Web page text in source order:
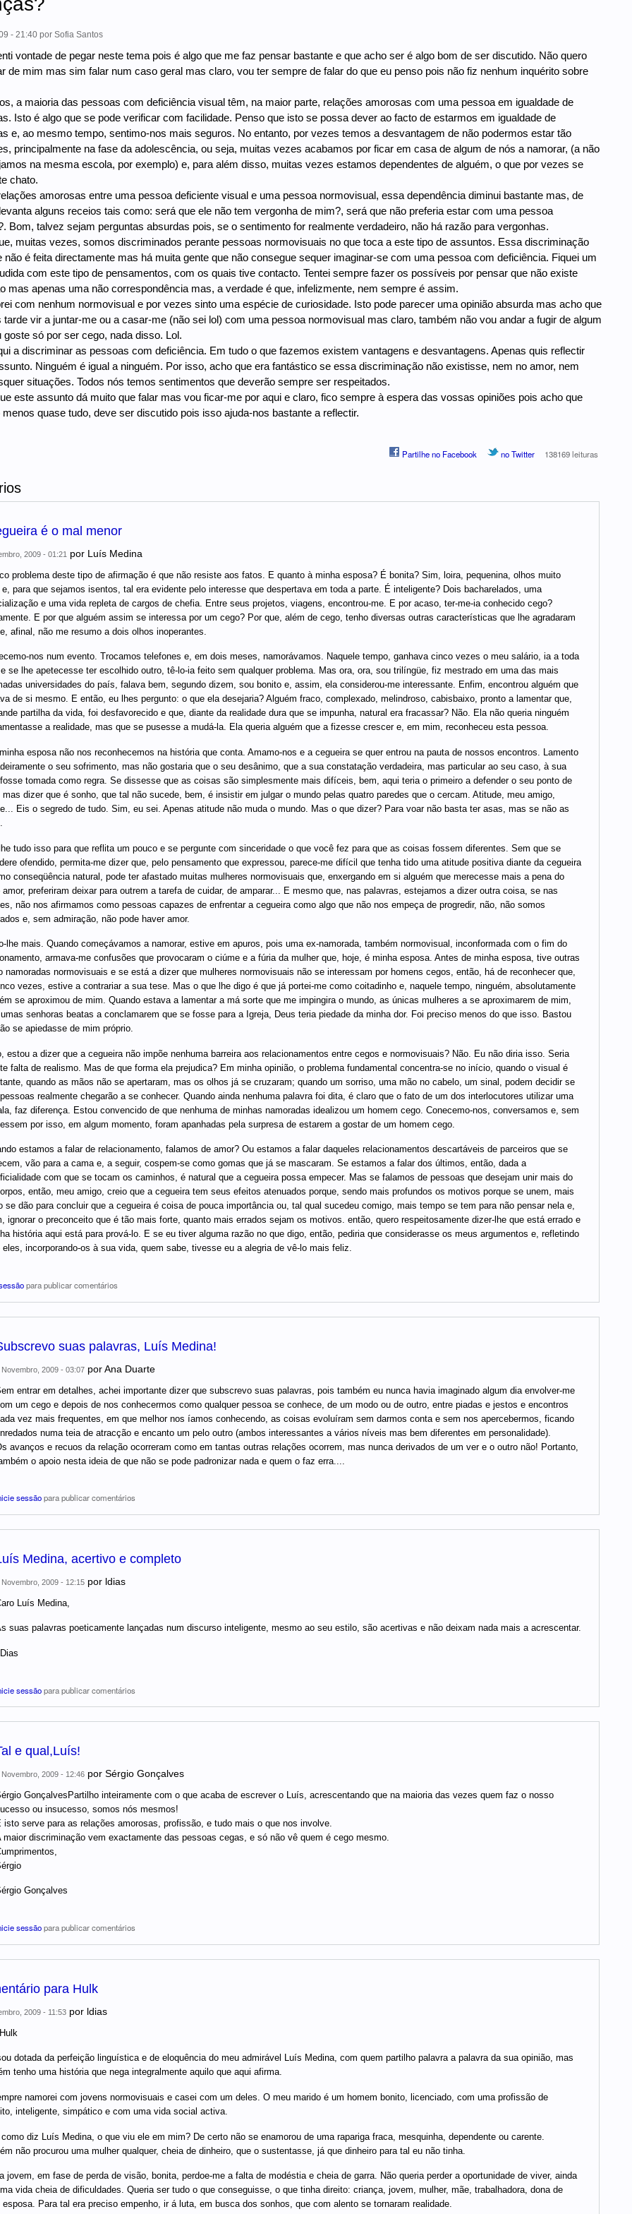
- 21:40por Sofia Santos
vontade de pegar neste tema pois é algo que me faz pensar bastante e que acho ser é algo bom de ser discutido. Não quero
de mim mas sim falar num caso geral mas claro, vou ter sempre de falar do que eu penso pois não fiz nenhum inquérito sobre
a maioria das pessoas com deficiência visual têm, na maior parte, relações amorosas com uma pessoa em igualdade de
Isto é algo que se pode verificar com facilidade. Penso que isto se possa dever ao facto de estarmos em igualdade de
e, ao mesmo tempo, sentimo-nos mais seguros. No entanto, por vezes temos a desvantagem de não podermos estar tão
principalmente na fase da adolescência, ou seja, muitas vezes acabamos por ficar em casa de algum de nós a namorar, (a não
na mesma escola, por exemplo) e, para além disso, muitas vezes estamos dependentes de alguém, o que por vezes se
chato.
amorosas entre uma pessoa deficiente visual e uma pessoa normovisual, essa dependência diminui bastante mas, de
alguns receios tais como: será que ele não tem vergonha de mim?, será que não preferia estar com uma pessoa
Bom, talvez sejam perguntas absurdas pois, se o sentimento for realmente verdadeiro, não há razão para vergonhas.
muitas vezes, somos discriminados perante pessoas normovisuais no que toca a este tipo de assuntos. Essa discriminação
não é feita directamente mas há muita gente que não consegue sequer imaginar-se com uma pessoa com deficiência. Fiquei um
com este tipo de pensamentos, com os quais tive contacto. Tentei sempre fazer os possíveis por pensar que não existe
mas apenas uma não correspondência mas, a verdade é que, infelizmente, nem sempre é assim.
com nenhum normovisual e por vezes sinto uma espécie de curiosidade. Isto pode parecer uma opinião absurda mas acho que
tarde vir a juntar-me ou a casar-me (não sei lol) com uma pessoa normovisual mas claro, também não vou andar a fugir de algum
goste só por ser cego, nada disso. Lol.
a discriminar as pessoas com deficiência. Em tudo o que fazemos existem vantagens e desvantagens. Apenas quis reflectir
Ninguém é igual a ninguém. Por isso, acho que era fantástico se essa discriminação não existisse, nem no amor, nem
situações. Todos nós temos sentimentos que deverão sempre ser respeitados.
este assunto dá muito que falar mas vou ficar-me por aqui e claro, fico sempre à espera das vossas opiniões pois acho que
menos quase tudo, deve ser discutido pois isso ajuda-nos bastante a reflectir.
Partilhe no Facebook no Twitter 138169 leituras
é o mal menor
2009 - 01:21 por Luís Medina
problema deste tipo de afirmação é que não resiste aos fatos. E quanto à minha esposa? É bonita? Sim, loira, pequenina, olhos muito
para que sejamos isentos, tal era evidente pelo interesse que despertava em toda a parte. É inteligente? Dois bacharelados, uma
e uma vida repleta de cargos de chefia. Entre seus projetos, viagens, encontrou-me. E por acaso, ter-me-ia conhecido cego?
E por que alguém assim se interessa por um cego? Por que, além de cego, tenho diversas outras características que lhe agradaram
afinal, não me resumo a dois olhos inoperantes.
nos num evento. Trocamos telefones e, em dois meses, namorávamos. Naquele tempo, ganhava cinco vezes o meu salário, ia a toda
se lhe apetecesse ter escolhido outro, tê-lo-ia feito sem qualquer problema. Mas ora, ora, sou trilíngüe, fiz mestrado em uma das mais
universidades do país, falava bem, segundo dizem, sou bonito e, assim, ela considerou-me interessante. Enfim, encontrou alguém que
de si mesmo. E então, eu lhes pergunto: o que ela desejaria? Alguém fraco, complexado, melindroso, cabisbaixo, pronto a lamentar que,
partilha da vida, foi desfavorecido e que, diante da realidade dura que se impunha, natural era fracassar? Não. Ela não queria ninguém
a realidade, mas que se pusesse a mudá-la. Ela queria alguém que a fizesse crescer e, em mim, reconheceu esta pessoa.
esposa não nos reconhecemos na história que conta. Amamo-nos e a cegueira se quer entrou na pauta de nossos encontros. Lamento
o seu sofrimento, mas não gostaria que o seu desânimo, que a sua constatação verdadeira, mas particular ao seu caso, à sua
tomada como regra. Se dissesse que as coisas são simplesmente mais difíceis, bem, aqui teria o primeiro a defender o seu ponto de
dizer que é sonho, que tal não sucede, bem, é insistir em julgar o mundo pelas quatro paredes que o cercam. Atitude, meu amigo,
Eis o segredo de tudo. Sim, eu sei. Apenas atitude não muda o mundo. Mas o que dizer? Para voar não basta ter asas, mas se não as
tudo isso para que reflita um pouco e se pergunte com sinceridade o que você fez para que as coisas fossem diferentes. Sem que se
ofendido, permita-me dizer que, pelo pensamento que expressou, parece-me difícil que tenha tido uma atitude positiva diante da cegueira
conseqüência natural, pode ter afastado muitas mulheres normovisuais que, enxergando em si alguém que merecesse mais a pena do
amor, preferiram deixar para outrem a tarefa de cuidar, de amparar... E mesmo que, nas palavras, estejamos a dizer outra coisa, se nas
não nos afirmamos como pessoas capazes de enfrentar a cegueira como algo que não nos empeça de progredir, não, não somos
e, sem admiração, não pode haver amor.
lhe mais. Quando começávamos a namorar, estive em apuros, pois uma ex-namorada, também normovisual, inconformada com o fim do
armava-me confusões que provocaram o ciúme e a fúria da mulher que, hoje, é minha esposa. Antes de minha esposa, tive outras
namoradas normovisuais e se está a dizer que mulheres normovisuais não se interessam por homens cegos, então, há de reconhecer que,
vezes, estive a contrariar a sua tese. Mas o que lhe digo é que já portei-me como coitadinho e, naquele tempo, ninguém, absolutamente
se aproximou de mim. Quando estava a lamentar a má sorte que me impingira o mundo, as únicas mulheres a se aproximarem de mim,
senhoras beatas a conclamarem que se fosse para a Igreja, Deus teria piedade da minha dor. Foi preciso menos do que isso. Bastou
se apiedasse de mim próprio.
estou a dizer que a cegueira não impõe nenhuma barreira aos relacionamentos entre cegos e normovisuais? Não. Eu não diria isso. Seria
falta de realismo. Mas de que forma ela prejudica? Em minha opinião, o problema fundamental concentra-se no início, quando o visual é
quando as mãos não se apertaram, mas os olhos já se cruzaram; quando um sorriso, uma mão no cabelo, um sinal, podem decidir se
realmente chegarão a se conhecer. Quando ainda nenhuma palavra foi dita, é claro que o fato de um dos interlocutores utilizar uma
faz diferença. Estou convencido de que nenhuma de minhas namoradas idealizou um homem cego. Conecemo-nos, conversamos e, sem
por isso, em algum momento, foram apanhadas pela surpresa de estarem a gostar de um homem cego.
estamos a falar de relacionamento, falamos de amor? Ou estamos a falar daqueles relacionamentos descartáveis de parceiros que se
vão para a cama e, a seguir, cospem-se como gomas que já se mascaram. Se estamos a falar dos últimos, então, dada a
com que se tocam os caminhos, é natural que a cegueira possa empecer. Mas se falamos de pessoas que desejam unir mais do
então, meu amigo, creio que a cegueira tem seus efeitos atenuados porque, sendo mais profundos os motivos porque se unem, mais
se dão para concluir que a cegueira é coisa de pouca importância ou, tal qual sucedeu comigo, mais tempo se tem para não pensar nela e,
ignorar o preconceito que é tão mais forte, quanto mais errados sejam os motivos. então, quero respeitosamente dizer-lhe que está errado e
história aqui está para prová-lo. E se eu tiver alguma razão no que digo, então, pediria que considerasse os meus argumentos e, refletindo
eles, incorporando-os à sua vida, quem sabe, tivesse eu a alegria de vê-lo mais feliz.
para publicar comentários
suas palavras, Luís Medina!
Novembro, 2009 - 03:07porAna Duarte
entrar em detalhes, achei importante dizer que subscrevo suas palavras, pois também eu nunca havia imaginado algum dia envolver-me
um cego e depois de nos conhecermos como qualquer pessoa se conhece, de um modo ou de outro, entre piadas e jestos e encontros
vez mais frequentes, em que melhor nos íamos conhecendo, as coisas evoluíram sem darmos conta e sem nos apercebermos, ficando
numa teia de atracção e encanto um pelo outro (ambos interessantes a vários níveis mas bem diferentes em personalidade).
avanços e recuos da relação ocorreram como em tantas outras relações ocorrem, mas nunca derivados de um ver e o outro não! Portanto,
o apoio nesta ideia de que não se pode padronizar nada e quem o faz erra....
sessãopara publicar comentários
Medina, acertivo e completo
Novembro, 2009 - 12:15por ldias
Luís Medina,
suas palavras poeticamente lançadas num discurso inteligente, mesmo ao seu estilo, são acertivas e não deixam nada mais a acrescentar.
sessãopara publicar comentários
e qual,Luís!
Novembro, 2009 - 12:46por Sérgio Gonçalves
GonçalvesPartilho inteiramente com o que acaba de escrever o Luís, acrescentando que na maioria das vezes quem faz o nosso
ou insucesso, somos nós mesmos!
isto serve para as relações amorosas, profissão, e tudo mais o que nos involve.
maior discriminação vem exactamente das pessoas cegas, e só não vê quem é cego mesmo.
Gonçalves
sessãopara publicar comentários
para Hulk
2009 - 11:53por ldias
dotada da perfeição linguística e de eloquência do meu admirável Luís Medina, com quem partilho palavra a palavra da sua opinião, mas
tenho uma história que nega integralmente aquilo que aqui afirma.
namorei com jovens normovisuais e casei com um deles. O meu marido é um homem bonito, licenciado, com uma profissão de
inteligente, simpático e com uma vida social activa.
diz Luís Medina, o que viu ele em mim? De certo não se enamorou de uma rapariga fraca, mesquinha, dependente ou carente.
não procurou uma mulher qualquer, cheia de dinheiro, que o sustentasse, já que dinheiro para tal eu não tinha.
jovem, em fase de perda de visão, bonita, perdoe-me a falta de modéstia e cheia de garra. Não queria perder a oportunidade de viver, ainda
vida cheia de dificuldades. Queria ser tudo o que conseguisse, o que tinha direito: criança, jovem, mulher, mãe, trabalhadora, dona de
esposa. Para tal era preciso empenho, ir á luta, em busca dos sonhos, que com alento se tornaram realidade.